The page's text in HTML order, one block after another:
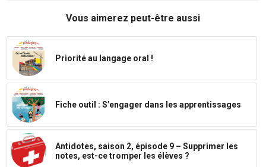
Vous aimerez peut-être aussi
Priorité au langage oral !
Fiche outil : S’engager dans les apprentissages
Antidotes, saison 2, épisode 9 – Supprimer les
notes, est-ce tromper les élèves ?